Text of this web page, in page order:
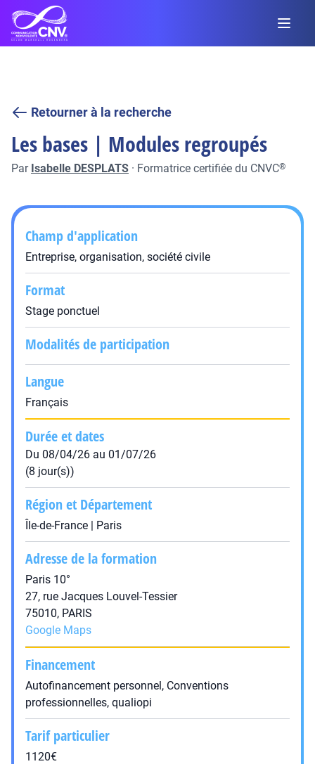
Retourner à la recherche
Les bases | Modules regroupés
Par Isabelle DESPLATS · Formatrice certifiée du CNVC®
Champ d'application
Entreprise, organisation, société civile
Format
Stage ponctuel
Modalités de participation
Langue
Français
Durée et dates
Du 08/04/26 au 01/07/26
(8 jour(s))
Région et Département
Île-de-France | Paris
Adresse de la formation
Paris 10°
27, rue Jacques Louvel-Tessier
75010, PARIS
Google Maps
Financement
Autofinancement personnel, Conventions
professionnelles, qualiopi
Tarif particulier
1120€